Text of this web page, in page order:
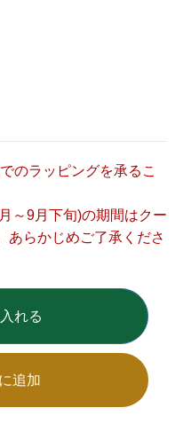
のラッピングを承るこ
～9月下旬)の期間はクー
あらかじめご了承くださ
れる
追加